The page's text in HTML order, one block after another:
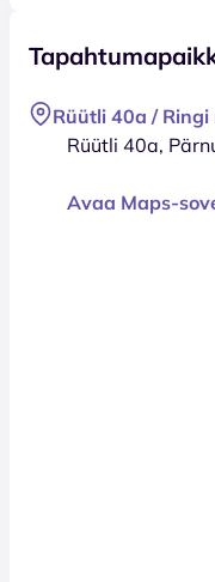
Rüütli 40a / Ringi
Rüütli 40a,
Avaa Maps-